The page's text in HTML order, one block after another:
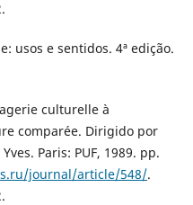
usos e sentidos. 4ª edição.
culturelle à
comparée. Dirigido por
Paris: PUF, 1989. pp.
journal/article/548/.